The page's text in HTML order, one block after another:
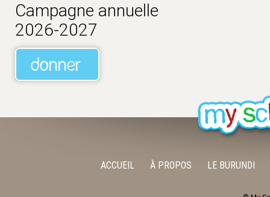
Campagne annuelle
2026-2027
ACCUEIL À PROPOS LE BURUNDI